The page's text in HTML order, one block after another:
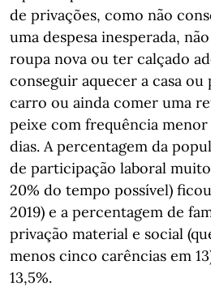
de privações, como não
uma despesa inesperada,
roupa nova ou ter calçado
conseguir aquecer a casa
carro ou ainda comer uma
peixe com frequência menor
dias. A percentagem da
de participação laboral
20% do tempo possível)
2019) e a percentagem de
privação material e social
menos cinco carências em
13,5%.